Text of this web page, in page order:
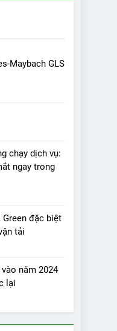
Maybach GLS
chạy dịch vụ:
ngay trong
đặc biệt
tải
năm 2024
lại